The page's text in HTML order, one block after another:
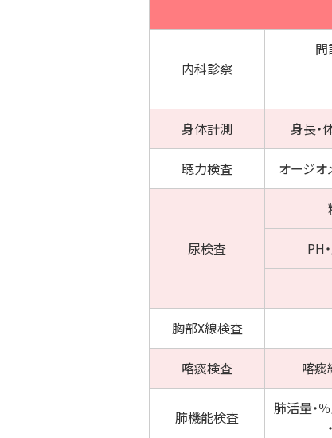
内科診察
問
身体計測 身長・
聴力検査 オージオ
尿検査 PH
胸部X線検査
喀痰検査 喀痰
肺機能検査 肺活量・
・